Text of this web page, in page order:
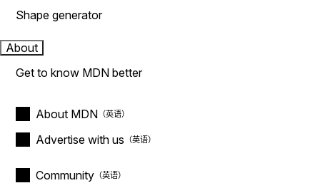
Shape generator
About
Get to know MDN better
About MDN
Advertise with us
Community